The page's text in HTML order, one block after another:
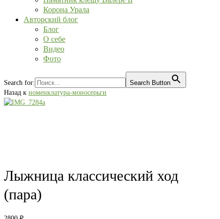
Корона Урала
Авторский блог
Блог
О себе
Видео
Фото
Search for:
Search Button
Назад к номенклатура-моносерьги
Лыжница классический ход
(пара)